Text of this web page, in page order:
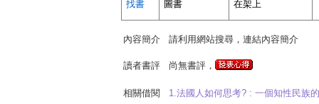
找書 圖書 在架上
內容簡介 請利用網站搜尋，連結內容簡介
讀者書評 尚無書評，
相關借閱 1.法國人如何思考? : 一個知性民族